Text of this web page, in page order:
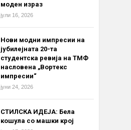
моден израз
јули 16, 2026
Нови модни импресии на
јубилејната 20-та
студентска ревија на ТМФ
насловена „Вортекс
импресии“
јуни 24, 2026
СТИЛСКА ИДЕЈА: Бела
кошула со машки крој